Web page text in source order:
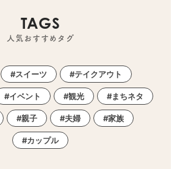
TAGS
人気おすすめタグ
スイーツ テイクアウト
イベント 観光 まちネタ
親子 夫婦 家族
カップル